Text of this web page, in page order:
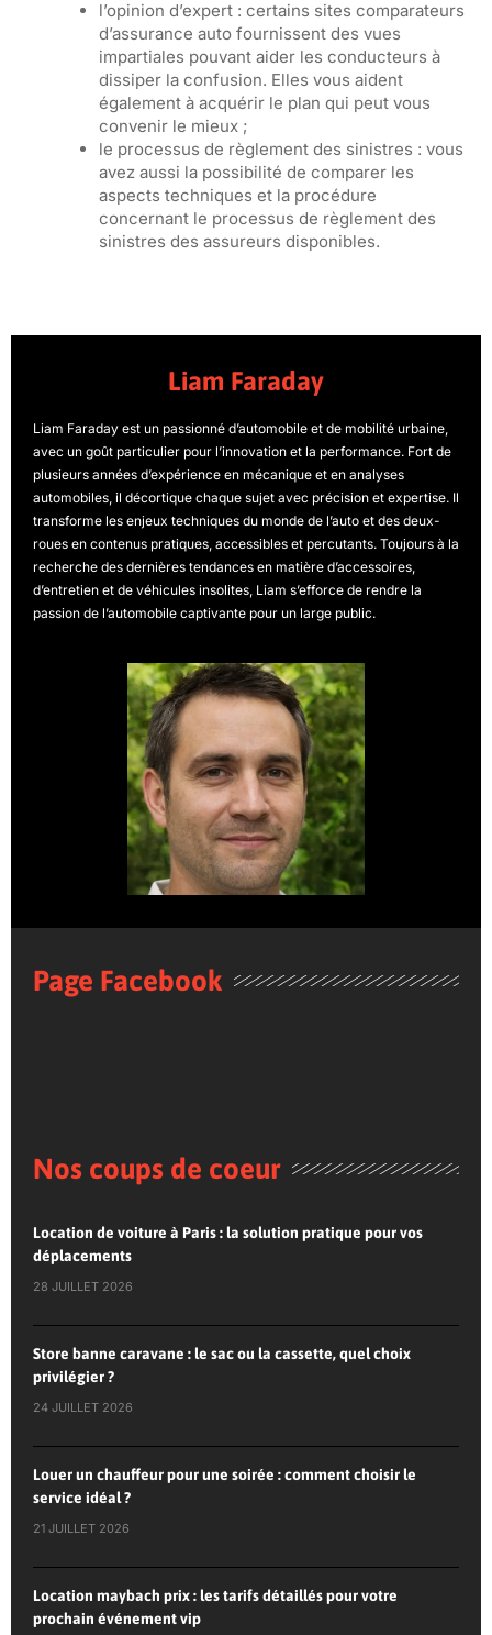
l’opinion d’expert : certains sites comparateurs
d’assurance auto fournissent des vues
impartiales pouvant aider les conducteurs à
dissiper la confusion. Elles vous aident
également à acquérir le plan qui peut vous
convenir le mieux ;
le processus de règlement des sinistres : vous
avez aussi la possibilité de comparer les
aspects techniques et la procédure
concernant le processus de règlement des
sinistres des assureurs disponibles.
Liam Faraday
Liam Faraday est un passionné d’automobile et de mobilité urbaine,
avec un goût particulier pour l’innovation et la performance. Fort de
plusieurs années d’expérience en mécanique et en analyses
automobiles, il décortique chaque sujet avec précision et expertise. Il
transforme les enjeux techniques du monde de l’auto et des deux-
roues en contenus pratiques, accessibles et percutants. Toujours à la
recherche des dernières tendances en matière d’accessoires,
d’entretien et de véhicules insolites, Liam s’efforce de rendre la
passion de l’automobile captivante pour un large public.
Page Facebook
Nos coups de coeur
Location de voiture à Paris : la solution pratique pour vos
déplacements
28 JUILLET 2026
Store banne caravane : le sac ou la cassette, quel choix
privilégier ?
24 JUILLET 2026
Louer un chauffeur pour une soirée : comment choisir le
service idéal ?
21 JUILLET 2026
Location maybach prix : les tarifs détaillés pour votre
prochain événement vip